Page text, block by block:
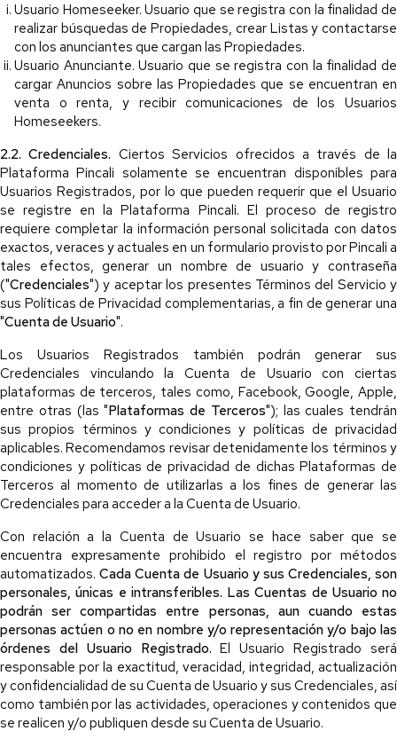
Usuario Homeseeker. Usuario que se registra con la finalidad de
realizar búsquedas de Propiedades, crear Listas y contactarse
con los anunciantes que cargan las Propiedades.
Usuario Anunciante. Usuario que se registra con la finalidad de
cargar Anuncios sobre las Propiedades que se encuentran en
venta o renta, y recibir comunicaciones de los Usuarios
Homeseekers.
2.2. Credenciales. Ciertos Servicios ofrecidos a través de la
Plataforma Pincali solamente se encuentran disponibles para
Usuarios Registrados, por lo que pueden requerir que el Usuario
se registre en la Plataforma Pincali. El proceso de registro
requiere completar la información personal solicitada con datos
exactos, veraces y actuales en un formulario provisto por Pincali a
tales efectos, generar un nombre de usuario y contraseña
("Credenciales") y aceptar los presentes Términos del Servicio y
sus Políticas de Privacidad complementarias, a fin de generar una
"Cuenta de Usuario".
Los Usuarios Registrados también podrán generar sus
Credenciales vinculando la Cuenta de Usuario con ciertas
plataformas de terceros, tales como, Facebook, Google, Apple,
entre otras (las "Plataformas de Terceros"); las cuales tendrán
sus propios términos y condiciones y políticas de privacidad
aplicables. Recomendamos revisar detenidamente los términos y
condiciones y políticas de privacidad de dichas Plataformas de
Terceros al momento de utilizarlas a los fines de generar las
Credenciales para acceder a la Cuenta de Usuario.
Con relación a la Cuenta de Usuario se hace saber que se
encuentra expresamente prohibido el registro por métodos
automatizados.Cada Cuenta de Usuario y sus Credenciales, son
personales, únicas e intransferibles. Las Cuentas de Usuario no
podrán ser compartidas entre personas, aun cuando estas
personas actúen o no en nombre y/o representación y/o bajo las
órdenes del Usuario Registrado. El Usuario Registrado será
responsable por la exactitud, veracidad, integridad, actualización
y confidencialidad de su Cuenta de Usuario y sus Credenciales, así
como también por las actividades, operaciones y contenidos que
se realicen y/o publiquen desde su Cuenta de Usuario.